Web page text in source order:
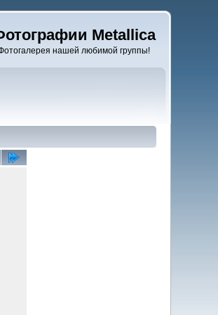
Metallica
нашей любимой группы!